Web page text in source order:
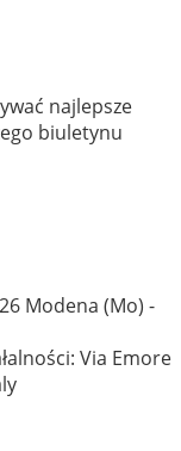
najlepsze
biuletynu
Modena (Mo) -
Via Emore